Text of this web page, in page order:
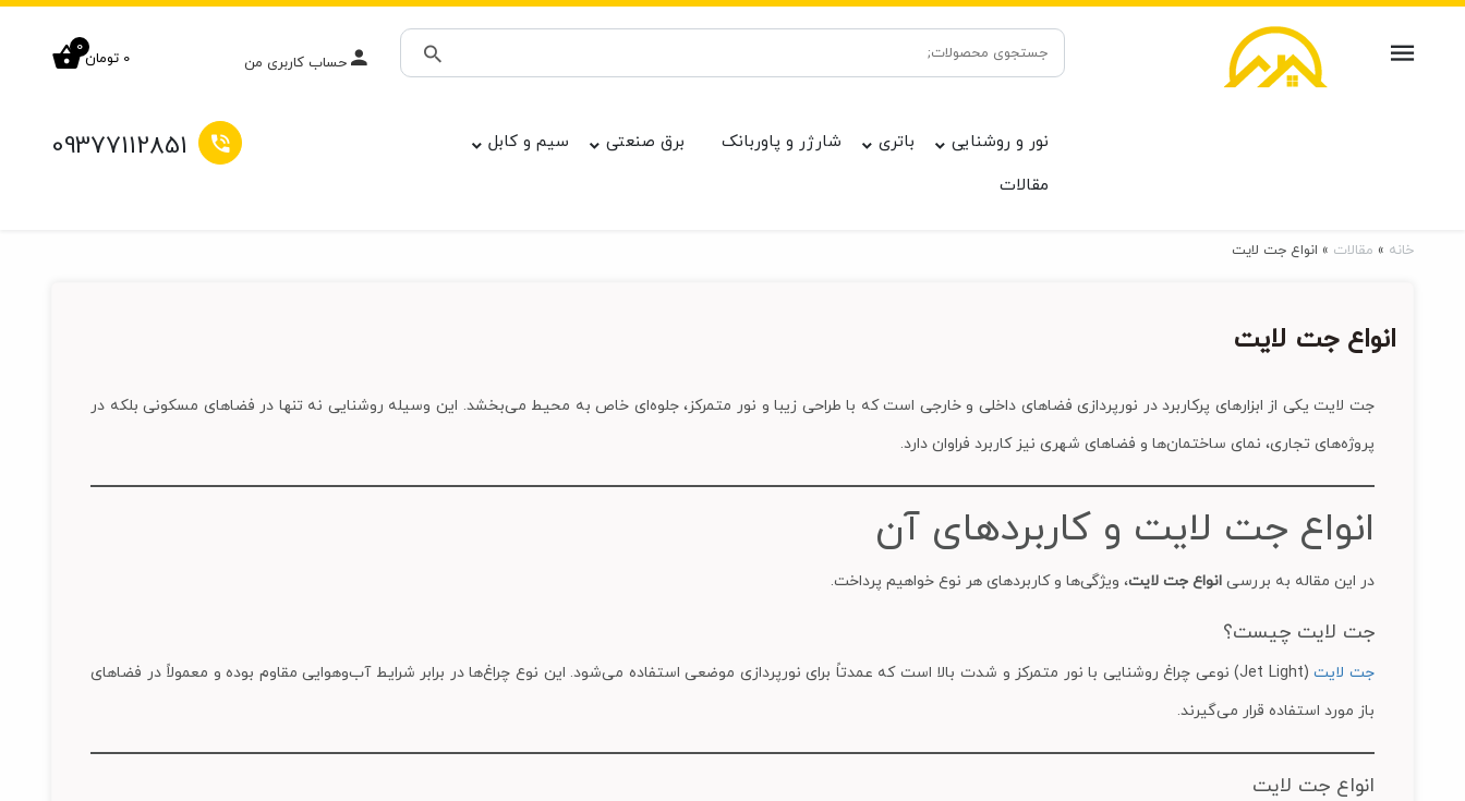
جستجو
برای:
حساب کاربری من 0 تومان
0
نور و روشنایی باتری شارژر و پاوربانک برق صنعتی
سیم و کابل
مقالات
09377112851
خانه » مقالات » انواع جت لایت
انواع جت لایت
جت لایت یکی از ابزارهای پرکاربرد در نورپردازی فضاهای داخلی و خارجی است که با طراحی زیبا و نور متمرکز، جلوه‌ای خاص به محیط می‌بخشد. این وسیله روشنایی نه تنها در فضاهای مسکونی بلکه در
پروژه‌های تجاری، نمای ساختمان‌ها و فضاهای شهری نیز کاربرد فراوان دارد.
انواع جت لایت و کاربردهای آن
در این مقاله به بررسی انواع جت لایت، ویژگی‌ها و کاربردهای هر نوع خواهیم پرداخت.
جت لایت چیست؟
جت لایت
(Jet Light) نوعی چراغ روشنایی با نور متمرکز و شدت بالا است که عمدتاً برای نورپردازی موضعی استفاده می‌شود. این نوع چراغ‌ها در برابر شرایط آب‌وهوایی مقاوم بوده و معمولاً در فضاهای
باز مورد استفاده قرار می‌گیرند.
انواع جت لایت